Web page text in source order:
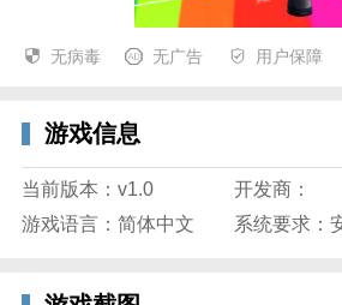
炫舞浪漫爱手游简介
火爆来袭！时尚帅气的人物造型，
嗨！创立舞团，共建家族，不比战
行服饰，自由组合，无论你是高冷
不管你是霸道总裁，亦或是帅气小
无病毒 无广告 用户保障
游戏信息
当前版本：v1.0
开发商：
游戏语言：简体中文
系统要求：